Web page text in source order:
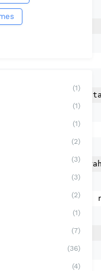
laut.
dialiri dua sungai
ke arah
sangat
(1)
(1)
(1)
(2)
(3)
(3)
(2)
(1)
(7)
(36)
(4)